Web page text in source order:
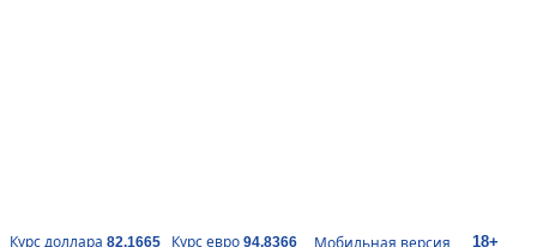
Курс доллара 82.1665 Курс евро 94.8366 Мобильная версия 18+